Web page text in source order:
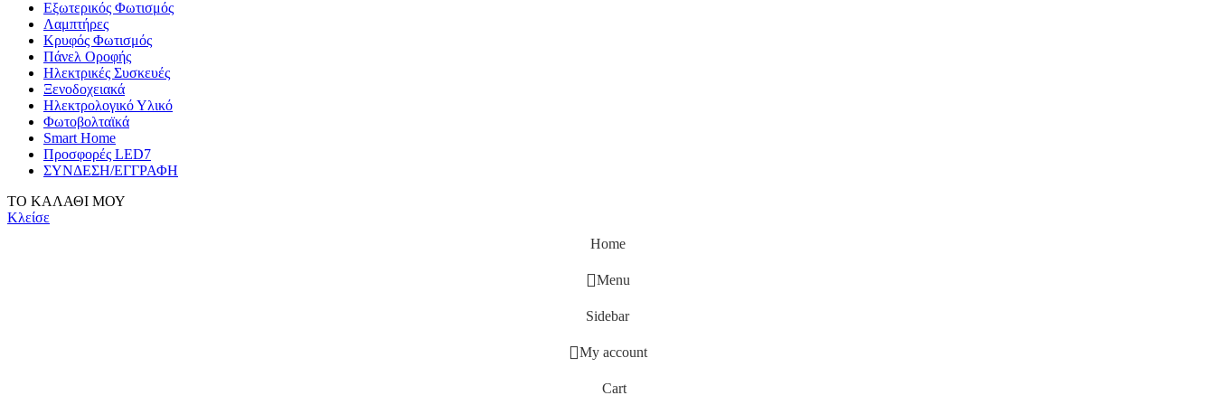
Εξωτερικός Φωτισμός
Λαμπτήρες
Κρυφός Φωτισμός
Πάνελ Οροφής
Ηλεκτρικές Συσκευές
Ξενοδοχειακά
Ηλεκτρολογικό Υλικό
Φωτοβολταϊκά
Smart Home
Προσφορές LED7
ΣΥΝΔΕΣΗ/ΕΓΓΡΑΦΗ
ΤΟ ΚΑΛΑΘΙ ΜΟΥ
Κλείσε
Home
Menu
Sidebar
My account
Cart